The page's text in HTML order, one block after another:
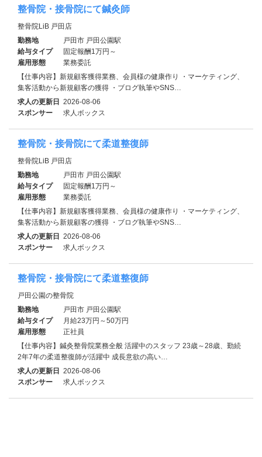
整骨院・接骨院にて鍼灸師
整骨院LiB 戸田店
勤務地
戸田市 戸田公園駅
給与タイプ
固定報酬1万円～
雇用形態
業務委託
【仕事内容】新規顧客獲得業務、会員様の健康作り ・マーケティング、
集客活動から新規顧客の獲得 ・ブログ執筆やSNS…
求人の更新日 2026-08-06
スポンサー
求人ボックス
整骨院・接骨院にて柔道整復師
整骨院LiB 戸田店
勤務地
戸田市 戸田公園駅
給与タイプ
固定報酬1万円～
雇用形態
業務委託
【仕事内容】新規顧客獲得業務、会員様の健康作り ・マーケティング、
集客活動から新規顧客の獲得 ・ブログ執筆やSNS…
求人の更新日 2026-08-06
スポンサー
求人ボックス
整骨院・接骨院にて柔道整復師
戸田公園の整骨院
勤務地
戸田市 戸田公園駅
給与タイプ
月給23万円～50万円
雇用形態
正社員
【仕事内容】鍼灸整骨院業務全般 活躍中のスタッフ 23歳～28歳、勤続
2年7年の柔道整復師が活躍中 成長意欲の高い…
求人の更新日 2026-08-06
スポンサー
求人ボックス